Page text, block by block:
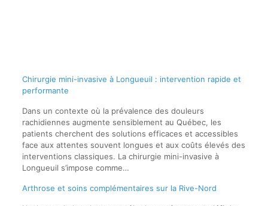
Chirurgie mini-invasive à Longueuil : intervention rapide et
performante
Dans un contexte où la prévalence des douleurs
rachidiennes augmente sensiblement au Québec, les
patients cherchent des solutions efficaces et accessibles
face aux attentes souvent longues et aux coûts élevés des
interventions classiques. La chirurgie mini-invasive à
Longueuil s’impose comme…
Arthrose et soins complémentaires sur la Rive-Nord